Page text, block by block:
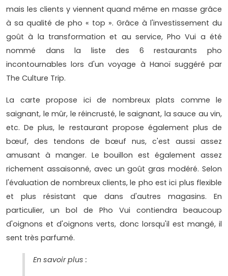
mais les clients y viennent quand même en masse grâce
à sa qualité de pho « top ». Grâce à l'investissement du
goût à la transformation et au service, Pho Vui a été
nommé dans la liste des 6 restaurants pho
incontournables lors d'un voyage à Hanoï suggéré par
The Culture Trip.
La carte propose ici de nombreux plats comme le
saignant, le mûr, le réincrusté, le saignant, la sauce au vin,
etc. De plus, le restaurant propose également plus de
bœuf, des tendons de bœuf nus, c'est aussi assez
amusant à manger. Le bouillon est également assez
richement assaisonné, avec un goût gras modéré. Selon
l'évaluation de nombreux clients, le pho est ici plus flexible
et plus résistant que dans d'autres magasins. En
particulier, un bol de Pho Vui contiendra beaucoup
d'oignons et d'oignons verts, donc lorsqu'il est mangé, il
sent très parfumé.
En savoir plus :